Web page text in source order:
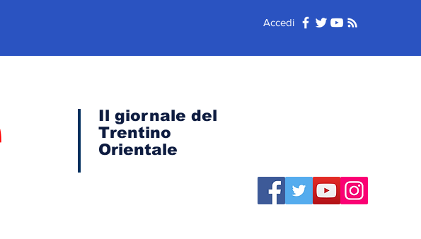
Accedi
Il giornale del
Trentino
Orientale